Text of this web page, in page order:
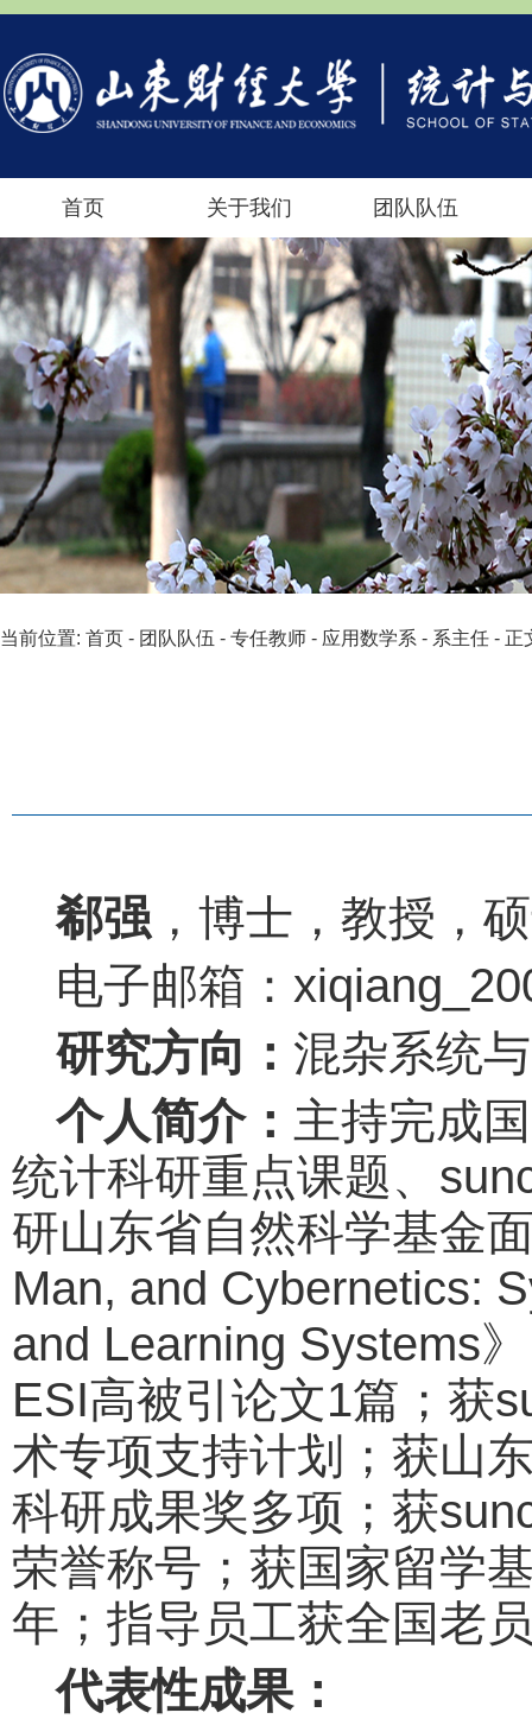
首页 关于我们 团队队伍
当前位置: 首页 - 团队队伍 - 专任教师 - 应用数学系 - 系主任 - 正
郗强 ，博士，教授，
电子邮箱：
研究方向： 混杂系统
个人简介： 主持完成
统计科研重点课题、
研山东省自然科学基金
Man, and Cybernetics:
and Learning Systems
ESI高被引论文1篇；获
术专项支持计划；获山
科研成果奖多项；获
荣誉称号；获国家留学
年；指导员工获全国老
代表性成果：